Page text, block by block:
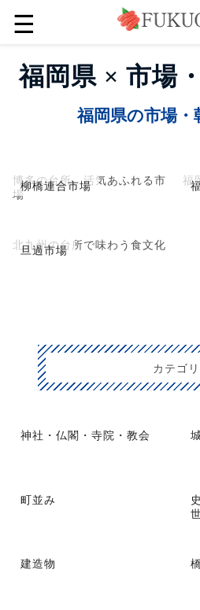
☰
福岡県 × 市場
福岡県の市場・
柳橋連合市場
博多の台所、活気あふれる市
場
福
旦過市場
北九州の台所で味わう食文化
カテゴリ
神社・仏閣・寺院・教会
町並み
建造物